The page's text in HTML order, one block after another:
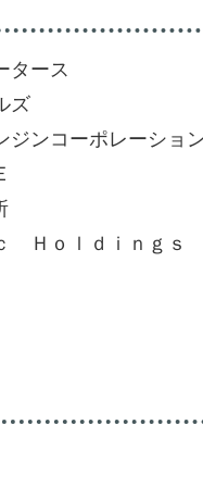
ース
ズ
ンコーポレーショ
Ｈｏｌｄｉｎｇｓ